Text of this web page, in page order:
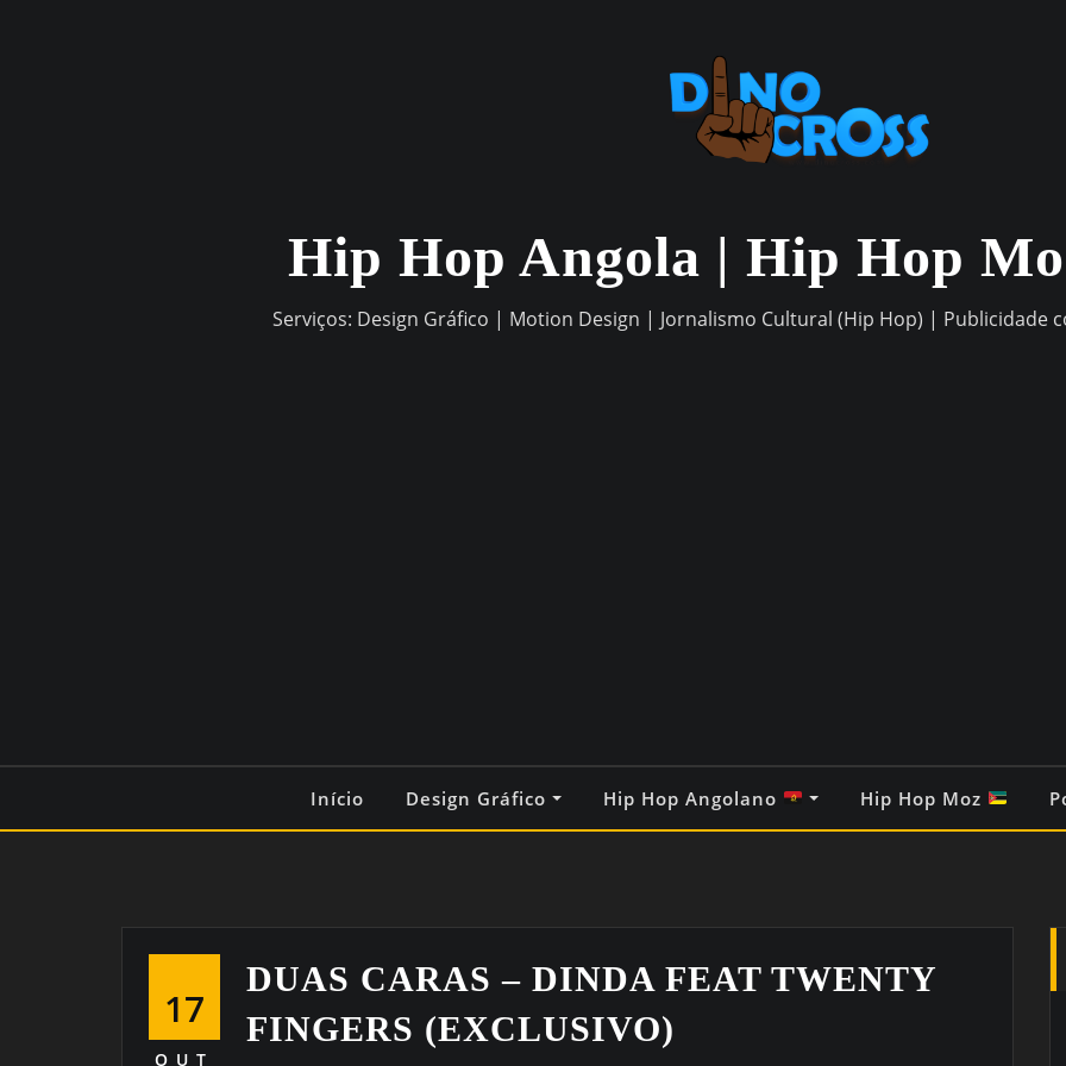
Hip Hop Angola | Hip Hop
Serviços: Design Gráfico | Motion Design | Jornalismo Cultural (Hip Hop) | Publicidade
Início Design Gráfico Hip Hop Angolano Hip Hop Moz
17
OUT
DUAS CARAS – DINDA FEAT TWENTY
FINGERS (EXCLUSIVO)